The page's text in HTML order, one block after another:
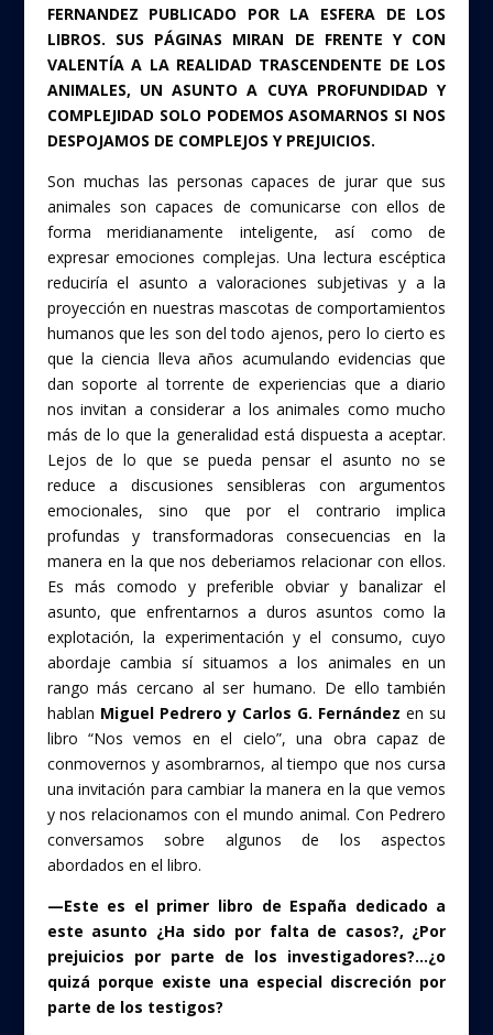
FERNANDEZ PUBLICADO POR LA ESFERA DE LOS
LIBROS. SUS PÁGINAS MIRAN DE FRENTE Y CON
VALENTÍA A LA REALIDAD TRASCENDENTE DE LOS
ANIMALES, UN ASUNTO A CUYA PROFUNDIDAD Y
COMPLEJIDAD SOLO PODEMOS ASOMARNOS SI NOS
DESPOJAMOS DE COMPLEJOS Y PREJUICIOS.
Son muchas las personas capaces de jurar que sus
animales son capaces de comunicarse con ellos de
forma meridianamente inteligente, así como de
expresar emociones complejas. Una lectura escéptica
reduciría el asunto a valoraciones subjetivas y a la
proyección en nuestras mascotas de comportamientos
humanos que les son del todo ajenos, pero lo cierto es
que la ciencia lleva años acumulando evidencias que
dan soporte al torrente de experiencias que a diario
nos invitan a considerar a los animales como mucho
más de lo que la generalidad está dispuesta a aceptar.
Lejos de lo que se pueda pensar el asunto no se
reduce a discusiones sensibleras con argumentos
emocionales, sino que por el contrario implica
profundas y transformadoras consecuencias en la
manera en la que nos deberiamos relacionar con ellos.
Es más comodo y preferible obviar y banalizar el
asunto, que enfrentarnos a duros asuntos como la
explotación, la experimentación y el consumo, cuyo
abordaje cambia sí situamos a los animales en un
rango más cercano al ser humano. De ello también
hablan Miguel Pedrero y Carlos G. Fernández en su
libro “Nos vemos en el cielo”, una obra capaz de
conmovernos y asombrarnos, al tiempo que nos cursa
una invitación para cambiar la manera en la que vemos
y nos relacionamos con el mundo animal. Con Pedrero
conversamos sobre algunos de los aspectos
abordados en el libro.
—Este es el primer libro de España dedicado a
este asunto ¿Ha sido por falta de casos?, ¿Por
prejuicios por parte de los investigadores?…¿o
quizá porque existe una especial discreción por
parte de los testigos?